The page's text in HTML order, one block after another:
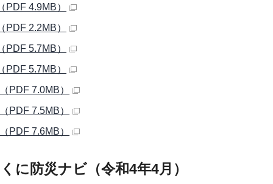
PDF 4.9MB）
PDF 2.2MB）
PDF 5.7MB）
PDF 5.7MB）
PDF 7.0MB）
PDF 7.5MB）
PDF 7.6MB）
に防災ナビ（令和4年4月）